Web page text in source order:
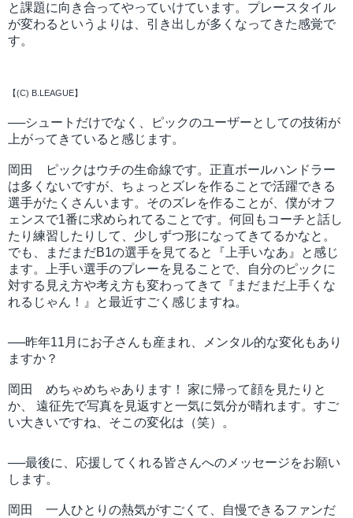
と課題に向き合ってやっていけています。プレースタイル
が変わるというよりは、引き出しが多くなってきた感覚で
す。
【(C) B.LEAGUE】
──シュートだけでなく、ピックのユーザーとしての技術が
上がってきていると感じます。
岡田 ピックはウチの生命線です。正直ボールハンドラー
は多くないですが、ちょっとズレを作ることで活躍できる
選手がたくさんいます。そのズレを作ることが、僕がオフ
ェンスで1番に求められてることです。何回もコーチと話し
たり練習したりして、少しずつ形になってきてるかなと。
でも、まだまだB1の選手を見てると『上手いなあ』と感じ
ます。上手い選手のプレーを見ることで、自分のピックに
対する見え方や考え方も変わってきて『まだまだ上手くな
れるじゃん！』と最近すごく感じますね。
──昨年11月にお子さんも産まれ、メンタル的な変化もあり
ますか？
岡田 めちゃめちゃあります！ 家に帰って顔を見たりと
か、 遠征先で写真を見返すと一気に気分が晴れます。すご
い大きいですね、そこの変化は（笑）。
──最後に、応援してくれる皆さんへのメッセージをお願い
します。
岡田 一人ひとりの熱気がすごくて、自慢できるファンだ